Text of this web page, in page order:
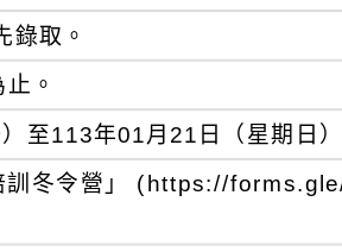
錄取。
。
至113年01月21日（星期日
訓冬令營」 (https://